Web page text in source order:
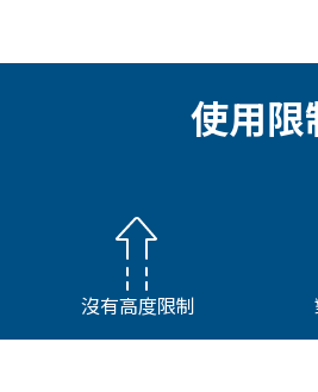
使用限
沒有高度限制